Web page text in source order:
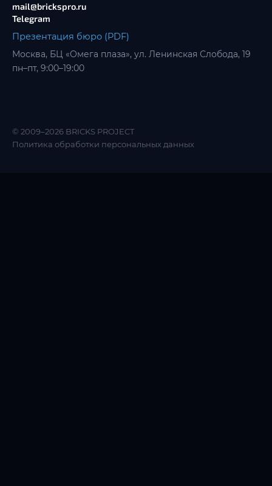
mail@brickspro.ru
Telegram
Презентация бюро (PDF)
Москва, БЦ «Омега плаза», ул. Ленинская Слобода, 19
пн–пт, 9:00–19:00
© 2009–2026 BRICKS PROJECT
Политика обработки персональных данных